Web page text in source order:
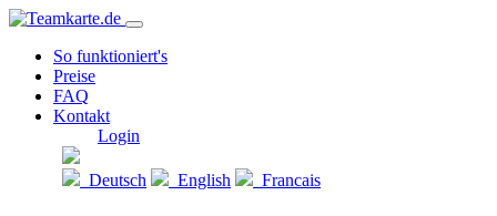
So funktioniert's
Preise
FAQ
Kontakt
Login
Deutsch English Francais